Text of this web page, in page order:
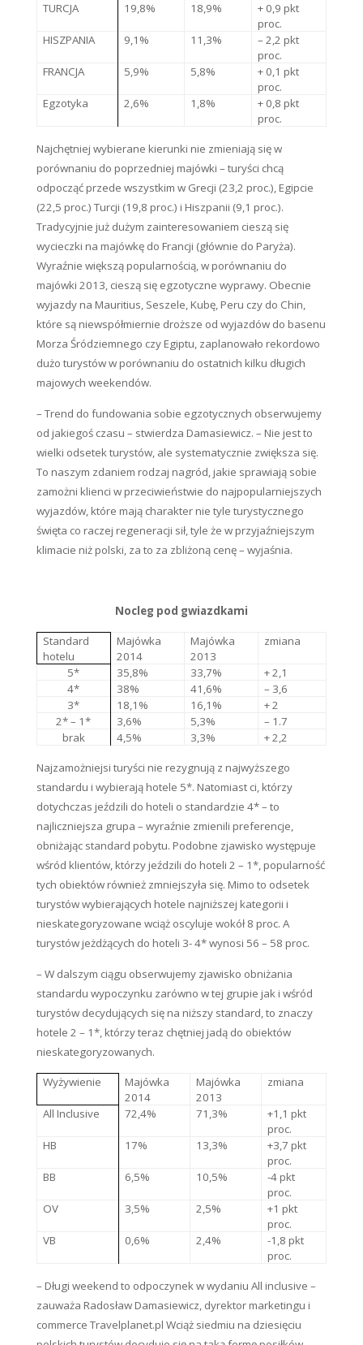
TURCJA
19,8% 18,9%
+ 0,9 pkt
proc.
HISZPANIA
9,1% 11,3%
– 2,2 pkt
proc.
FRANCJA
5,9% 5,8%
+ 0,1 pkt
proc.
Egzotyka
2,6% 1,8%
+ 0,8 pkt
proc.
Najchętniej wybierane kierunki nie zmieniają się w
porównaniu do poprzedniej majówki – turyści chcą
odpocząć przede wszystkim w Grecji (23,2 proc.), Egipcie
(22,5 proc.) Turcji (19,8 proc.) i Hiszpanii (9,1 proc.).
Tradycyjnie już dużym zainteresowaniem cieszą się
wycieczki na majówkę do Francji (głównie do Paryża).
Wyraźnie większą popularnością, w porównaniu do
majówki 2013, cieszą się egzotyczne wyprawy. Obecnie
wyjazdy na Mauritius, Seszele, Kubę, Peru czy do Chin,
które są niewspółmiernie droższe od wyjazdów do basenu
Morza Śródziemnego czy Egiptu, zaplanowało rekordowo
dużo turystów w porównaniu do ostatnich kilku długich
majowych weekendów.
– Trend do fundowania sobie egzotycznych obserwujemy
od jakiegoś czasu – stwierdza Damasiewicz. – Nie jest to
wielki odsetek turystów, ale systematycznie zwiększa się.
To naszym zdaniem rodzaj nagród, jakie sprawiają sobie
zamożni klienci w przeciwieństwie do najpopularniejszych
wyjazdów, które mają charakter nie tyle turystycznego
święta co raczej regeneracji sił, tyle że w przyjaźniejszym
klimacie niż polski, za to za zbliżoną cenę – wyjaśnia.
Nocleg pod gwiazdkami
Standard
hotelu
Majówka
2014
Majówka
2013
zmiana
5* 35,8% 33,7%
+ 2,1
4*
38% 41,6%
– 3,6
3*
18,1% 16,1%
+ 2
2* – 1*
3,6% 5,3%
– 1.7
brak
4,5% 3,3% + 2,2
Najzamożniejsi turyści nie rezygnują z najwyższego
standardu i wybierają hotele 5*. Natomiast ci, którzy
dotychczas jeździli do hoteli o standardzie 4* – to
najliczniejsza grupa – wyraźnie zmienili preferencje,
obniżając standard pobytu. Podobne zjawisko występuje
wśród klientów, którzy jeździli do hoteli 2 – 1*, popularność
tych obiektów również zmniejszyła się. Mimo to odsetek
turystów wybierających hotele najniższej kategorii i
nieskategoryzowane wciąż oscyluje wokół 8 proc. A
turystów jeżdżących do hoteli 3- 4* wynosi 56 – 58 proc.
– W dalszym ciągu obserwujemy zjawisko obniżania
standardu wypoczynku zarówno w tej grupie jak i wśród
turystów decydujących się na niższy standard, to znaczy
hotele 2 – 1*, którzy teraz chętniej jadą do obiektów
nieskategoryzowanych.
Wyżywienie
Majówka
2014
Majówka
2013
zmiana
All Inclusive 72,4% 71,3%
+1,1 pkt
proc.
HB
17% 13,3%
+3,7 pkt
proc.
BB
6,5% 10,5%
-4 pkt
proc.
OV
3,5% 2,5%
+1 pkt
proc.
VB
0,6% 2,4%
-1,8 pkt
proc.
– Długi weekend to odpoczynek w wydaniu All inclusive –
zauważa Radosław Damasiewicz, dyrektor marketingu i
commerce Travelplanet.pl Wciąż siedmiu na dziesięciu